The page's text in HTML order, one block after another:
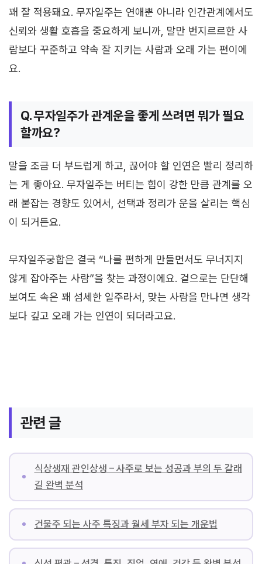
꽤 잘 적용돼요. 무자일주는 연애뿐 아니라 인간관계에서도
신뢰와 생활 호흡을 중요하게 보니까, 말만 번지르르한 사
람보다 꾸준하고 약속 잘 지키는 사람과 오래 가는 편이에
요.
Q. 무자일주가 관계운을 좋게 쓰려면 뭐가 필요
할까요?
말을 조금 더 부드럽게 하고, 끊어야 할 인연은 빨리 정리하
는 게 좋아요. 무자일주는 버티는 힘이 강한 만큼 관계를 오
래 붙잡는 경향도 있어서, 선택과 정리가 운을 살리는 핵심
이 되거든요.
무자일주궁합은 결국 “나를 편하게 만들면서도 무너지지
않게 잡아주는 사람”을 찾는 과정이에요. 겉으로는 단단해
보여도 속은 꽤 섬세한 일주라서, 맞는 사람을 만나면 생각
보다 깊고 오래 가는 인연이 되더라고요.
관련 글
식상생재 관인상생 – 사주로 보는 성공과 부의 두 갈래
길 완벽 분석
건물주 되는 사주 특징과 월세 부자 되는 개운법